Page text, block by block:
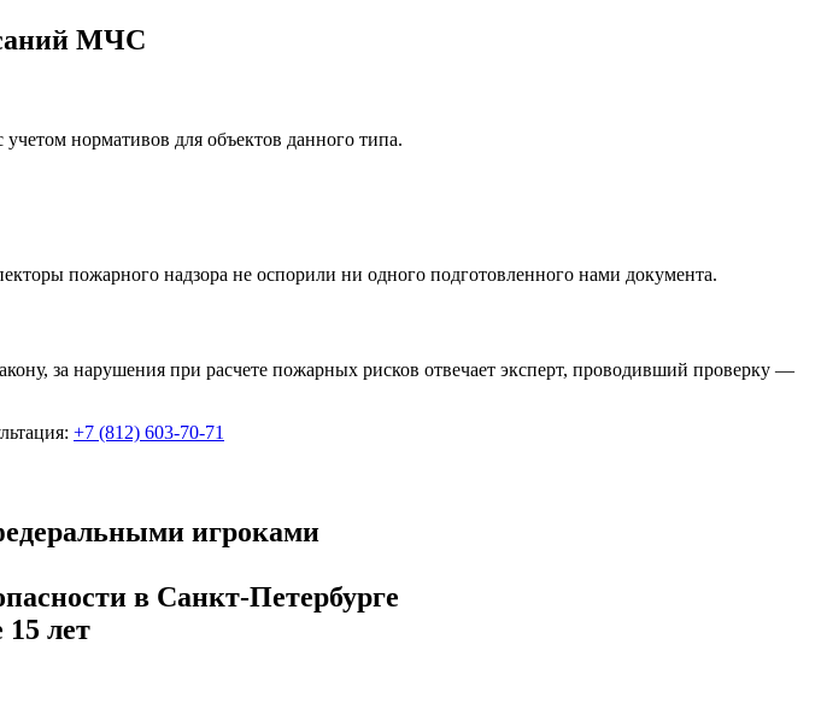
МЧС
нормативов для объектов данного типа.
пожарного надзора не оспорили ни одного подготовленного нами документа.
за нарушения при расчете пожарных рисков отвечает эксперт, проводивший проверку —
+7 (812) 603-70-71
игроками
в Санкт-Петербурге
лет